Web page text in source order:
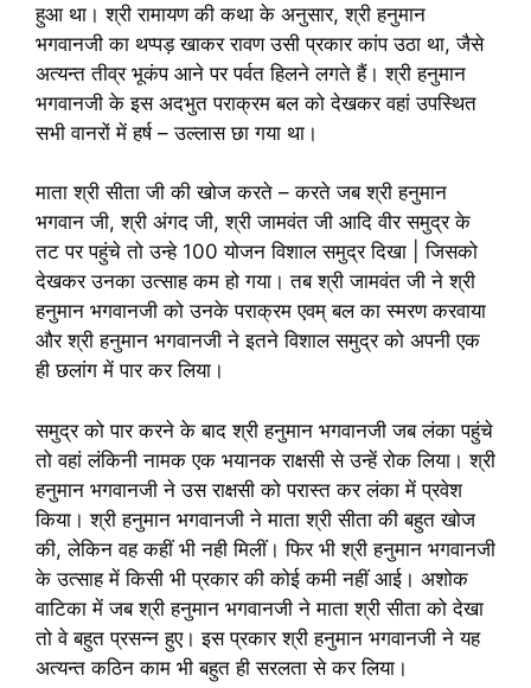
हुआ था। श्री रामायण की कथा के अनुसार, श्री हनुमान
भगवानजी का थप्पड़ खाकर रावण उसी प्रकार कांप उठा था, जैसे
अत्यन्त तीव्र भूकंप आने पर पर्वत हिलने लगते हैं। श्री हनुमान
भगवानजी के इस अदभुत पराक्रम बल को देखकर वहां उपस्थित
सभी वानरों में हर्ष – उल्लास छा गया था।
माता श्री सीता जी की खोज करते – करते जब श्री हनुमान
भगवान जी, श्री अंगद जी, श्री जामवंत जी आदि वीर समुद्र के
तट पर पहुंचे तो उन्हे 100 योजन विशाल समुद्र दिखा | जिसको
देखकर उनका उत्साह कम हो गया। तब श्री जामवंत जी ने श्री
हनुमान भगवानजी को उनके पराक्रम एवम् बल का स्मरण करवाया
और श्री हनुमान भगवानजी ने इतने विशाल समुद्र को अपनी एक
ही छलांग में पार कर लिया।
समुद्र को पार करने के बाद श्री हनुमान भगवानजी जब लंका पहुंचे
तो वहां लंकिनी नामक एक भयानक राक्षसी से उन्हें रोक लिया। श्री
हनुमान भगवानजी ने उस राक्षसी को परास्त कर लंका में प्रवेश
किया। श्री हनुमान भगवानजी ने माता श्री सीता की बहुत खोज
की, लेकिन वह कहीं भी नही मिलीं। फिर भी श्री हनुमान भगवानजी
के उत्साह में किसी भी प्रकार की कोई कमी नहीं आई। अशोक
वाटिका में जब श्री हनुमान भगवानजी ने माता श्री सीता को देखा
तो वे बहुत प्रसन्न हुए। इस प्रकार श्री हनुमान भगवानजी ने यह
अत्यन्त कठिन काम भी बहुत ही सरलता से कर लिया।